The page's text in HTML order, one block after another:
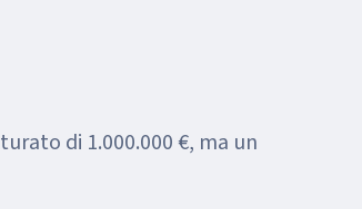
di 1.000.000 €, ma un